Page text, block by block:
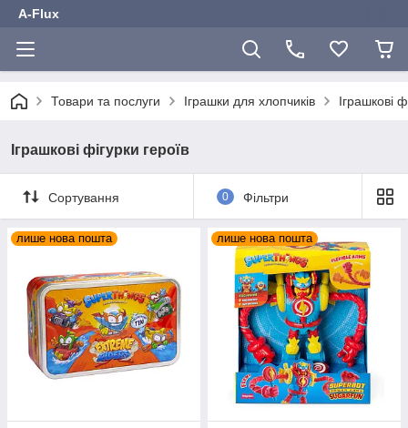
A-Flux
Товари та послуги Іграшки для хлопчиків Іграшкові
Іграшкові фігурки героїв
Сортування 0 Фільтри
лише нова пошта лише нова пошта